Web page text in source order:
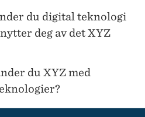
du digital teknologi
deg av det XYZ
du XYZ med